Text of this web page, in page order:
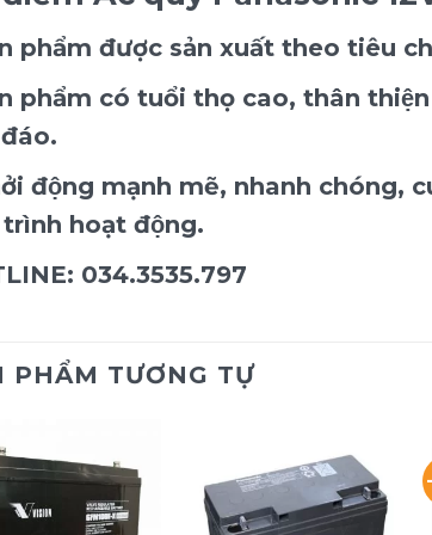
phẩm được sản xuất theo tiêu
phẩm có tuổi thọ cao, thân
động mạnh mẽ, nhanh chóng,
hoạt động.
034.3535.797
PHẨM TƯƠNG TỰ